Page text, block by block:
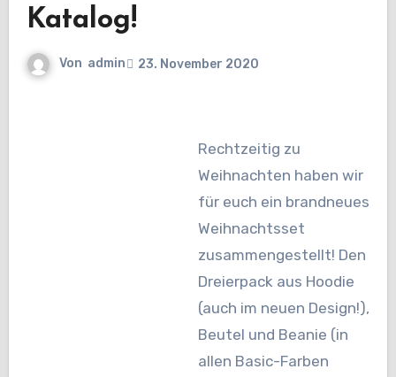
Katalog!
Von admin 23. November 2020
Rechtzeitig zu
Weihnachten haben wir
für euch ein brandneues
Weihnachtsset
zusammengestellt! Den
Dreierpack aus Hoodie
(auch im neuen Design!),
Beutel und Beanie (in
allen Basic-Farben